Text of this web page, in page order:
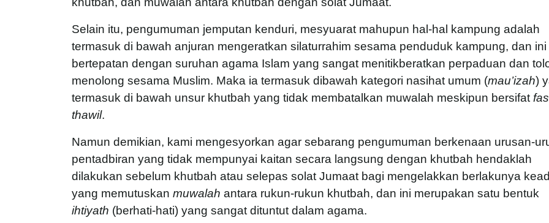
Selain itu, pengumuman jemputan kenduri, mesyuarat mahupun hal-hal kampung adalah
termasuk di bawah anjuran mengeratkan silaturrahim sesama penduduk kampung, dan ini
bertepatan dengan suruhan agama Islam yang sangat menitikberatkan perpaduan dan
menolong sesama Muslim. Maka ia termasuk dibawah kategori nasihat umum (mau’izah)
termasuk di bawah unsur khutbah yang tidak membatalkan muwalah meskipun bersifat
thawil.
Namun demikian, kami mengesyorkan agar sebarang pengumuman berkenaan urusan-
pentadbiran yang tidak mempunyai kaitan secara langsung dengan khutbah hendaklah
dilakukan sebelum khutbah atau selepas solat Jumaat bagi mengelakkan berlakunya
yang memutuskan muwalah antara rukun-rukun khutbah, dan ini merupakan satu bentuk
ihtiyath (berhati-hati) yang sangat dituntut dalam agama.